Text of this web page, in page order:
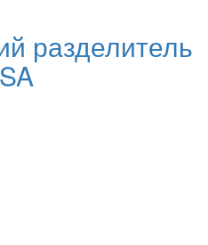
разделитель